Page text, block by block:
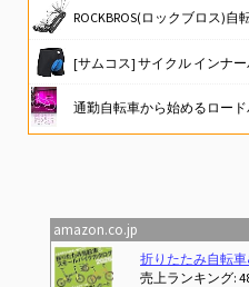
ROCKBROS(ロックブロス)自転車 マルチツール 自転車工具セット 16in1 多機能
[サムコス] サイクル インナーパンツ 3Dゲルパッド 衝撃吸収 痛み軽減 自転車用 レーサーパン
通勤自転車から始めるロー
amazon.co.jp
2026 (タツミムック) (2026-02-
[サンティック]
売上ラ
Previous